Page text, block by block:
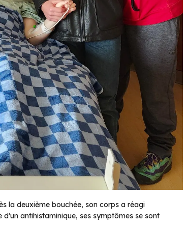
la deuxième bouchée, son corps a réagi
antihistaminique, ses symptômes se sont